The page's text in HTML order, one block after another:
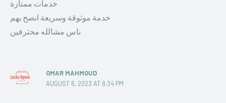
خدمات ممتازة
خدمة موثوقة وسريعة انصح بهم
ناس مشالله محترفين
OMAR MAHMOUD
AUGUST 6, 2023 AT 8:34 PM